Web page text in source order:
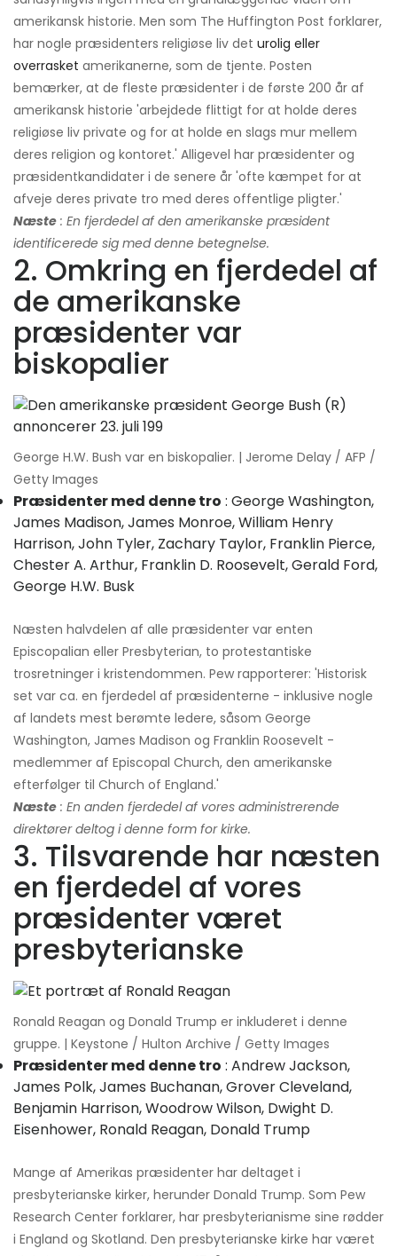
amerikansk historie. Men som The Huffington Post forklarer,
har nogle præsidenters religiøse liv det urolig eller
overrasket amerikanerne, som de tjente. Posten
bemærker, at de fleste præsidenter i de første 200 år af
amerikansk historie 'arbejdede flittigt for at holde deres
religiøse liv private og for at holde en slags mur mellem
deres religion og kontoret.' Alligevel har præsidenter og
præsidentkandidater i de senere år 'ofte kæmpet for at
afveje deres private tro med deres offentlige pligter.'
Næste : En fjerdedel af den amerikanske præsident
identificerede sig med denne betegnelse.
2. Omkring en fjerdedel af
de amerikanske
præsidenter var
biskopalier
George H.W. Bush var en biskopalier. | Jerome Delay / AFP /
Getty Images
Præsidenter med denne tro : George Washington,
James Madison, James Monroe, William Henry
Harrison, John Tyler, Zachary Taylor, Franklin Pierce,
Chester A. Arthur, Franklin D. Roosevelt, Gerald Ford,
George H.W. Busk
Næsten halvdelen af ​​alle præsidenter var enten
Episcopalian eller Presbyterian, to protestantiske
trosretninger i kristendommen. Pew rapporterer: 'Historisk
set var ca. en fjerdedel af præsidenterne - inklusive nogle
af landets mest berømte ledere, såsom George
Washington, James Madison og Franklin Roosevelt -
medlemmer af Episcopal Church, den amerikanske
efterfølger til Church of England.'
Næste : En anden fjerdedel af vores administrerende
direktører deltog i denne form for kirke.
3. Tilsvarende har næsten
en fjerdedel af vores
præsidenter været
presbyterianske
Ronald Reagan og Donald Trump er inkluderet i denne
gruppe. | Keystone / Hulton Archive / Getty Images
Præsidenter med denne tro : Andrew Jackson,
James Polk, James Buchanan, Grover Cleveland,
Benjamin Harrison, Woodrow Wilson, Dwight D.
Eisenhower, Ronald Reagan, Donald Trump
Mange af Amerikas præsidenter har deltaget i
presbyterianske kirker, herunder Donald Trump. Som Pew
Research Center forklarer, har presbyterianisme sine rødder
i England og Skotland. Den presbyterianske kirke har været